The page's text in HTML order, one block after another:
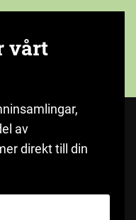
vårt
av
direkt till din